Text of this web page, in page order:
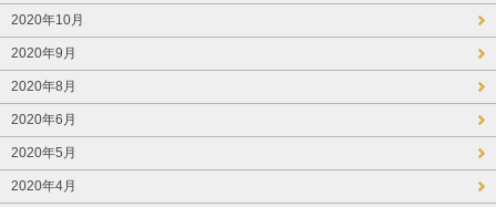
2020年10月
2020年9月
2020年8月
2020年6月
2020年5月
2020年4月